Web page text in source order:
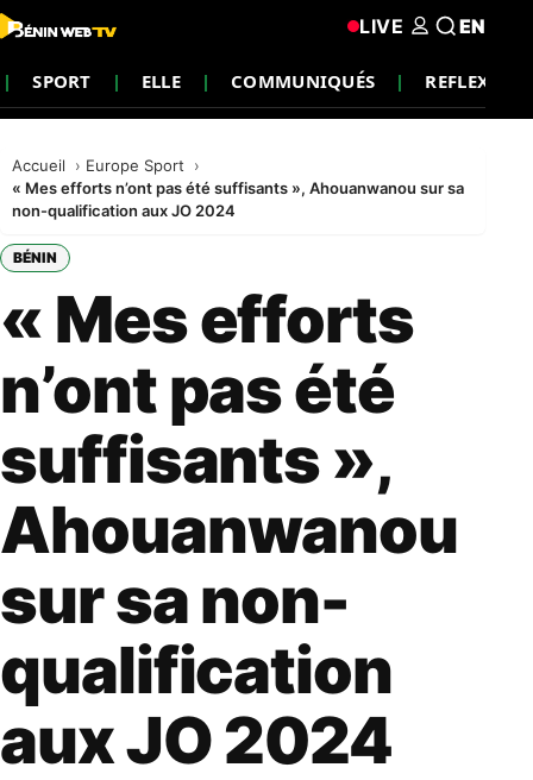
SPORT ELLE COMMUNIQUÉS REFLEXION
LIVE EN
Accueil
Europe Sport
« Mes efforts n’ont pas été suffisants », Ahouanwanou sur sa
non-qualification aux JO 2024
BÉNIN
« Mes efforts
n’ont pas été
suffisants »,
Ahouanwanou
sur sa non-
qualification
aux JO 2024